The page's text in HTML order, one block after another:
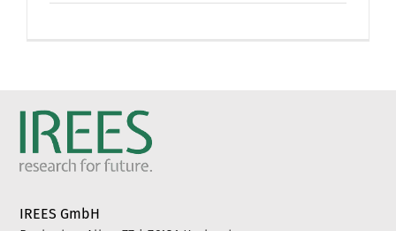
IREES GmbH